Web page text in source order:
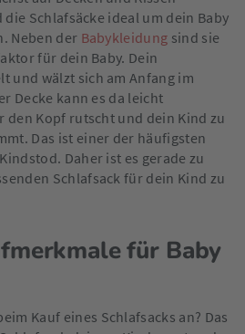
Schlafsäcke ideal um dein Baby
Neben der Babykleidung sind sie
für dein Baby. Dein
und wälzt sich am Anfang im
Decke kann es da leicht
den Kopf rutscht und dein Kind zu
Das ist einer der häufigsten
Daher ist es gerade zu
Schlafsack für dein Kind zu
für Baby
Kauf eines Schlafsacks an? Das